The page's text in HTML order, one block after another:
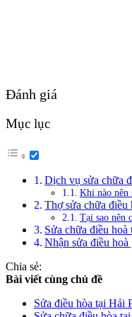
Đánh giá
Mục lục
Dịch vụ sửa chữa
Khi nào nên
Thợ sửa chữa điều
Tại sao nên
Sửa chữa điều
Nhận sửa điều
Chia sẻ:
Bài viết cùng chủ đề
Sửa điều hòa tại Hải